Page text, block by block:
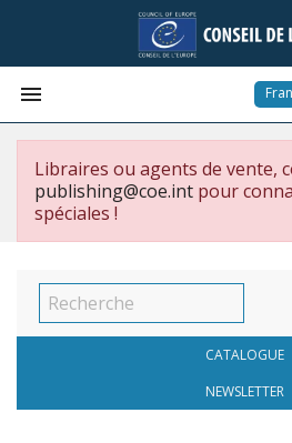

Libraires ou agents de vente,
publishing@coe.int pour
spéciales !
CATALOGUE
NEWSLETTER